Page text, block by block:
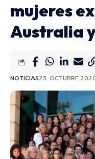
mujeres
Australia
NOTICIAS23. OCTUBRE